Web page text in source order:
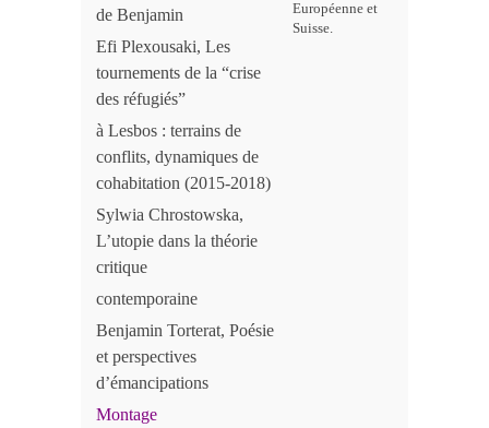
de Benjamin
Efi Plexousaki, Les
tournements de la “crise
des réfugiés”
à Lesbos : terrains de
conflits, dynamiques de
cohabitation (2015-2018)
Sylwia Chrostowska,
L’utopie dans la théorie
critique
contemporaine
Benjamin Torterat, Poésie
et perspectives
d’émancipations
Montage
Européenne et
Suisse.